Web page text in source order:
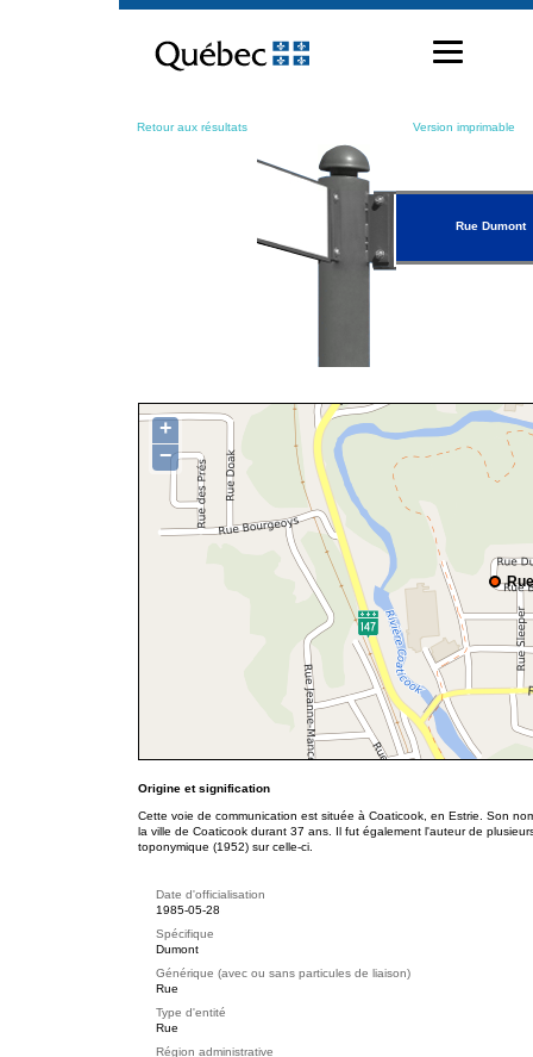
contenu
Retour aux résultats Version imprimable
Rue Dumont
+
−
Origine et signification
Cette voie de communication est située à Coaticook, en Estrie. Son
la ville de Coaticook durant 37 ans. Il fut également l'auteur de
toponymique (1952) sur celle-ci.
Date d'officialisation
1985-05-28
Spécifique
Dumont
Générique (avec ou sans particules de liaison)
Rue
Type d'entité
Rue
Région administrative